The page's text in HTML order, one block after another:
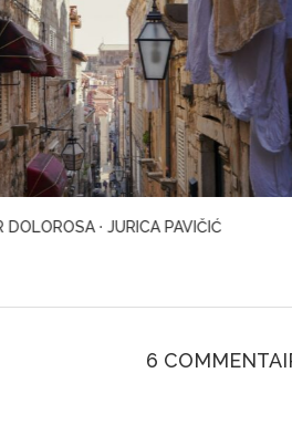
LE PASSE-PARTOUT ·
6